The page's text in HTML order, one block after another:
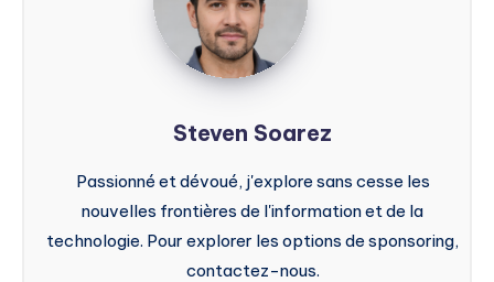
Steven Soarez
Passionné et dévoué, j'explore sans cesse les
nouvelles frontières de l'information et de la
technologie. Pour explorer les options de sponsoring,
contactez-nous.